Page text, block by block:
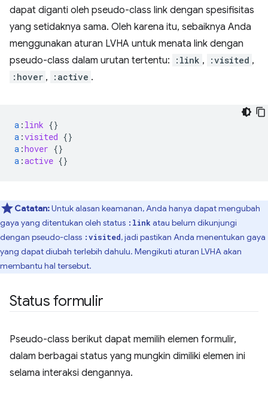
dapat diganti oleh pseudo-class link dengan spesifisitas
yang setidaknya sama. Oleh karena itu, sebaiknya Anda
menggunakan aturan LVHA untuk menata link dengan
pseudo-class dalam urutan tertentu:
:link , :visited ,
:hover , :active .
a : link {}
a :visited {}
a :hover {}
a :active {}
Catatan:Untuk alasan keamanan, Anda hanya dapat mengubah
gaya yang ditentukan oleh status :link atau belum dikunjungi
dengan pseudo-class :visited, jadi pastikan Anda menentukan gaya
yang dapat diubah terlebih dahulu. Mengikuti aturan LVHA akan
membantu hal tersebut.
Status formulir
Pseudo-class berikut dapat memilih elemen formulir,
dalam berbagai status yang mungkin dimiliki elemen ini
selama interaksi dengannya.